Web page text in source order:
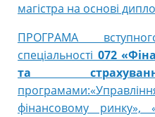
магістра на основі
ПРОГРАМА
спеціальності 072
та
фінансовому ринку»,